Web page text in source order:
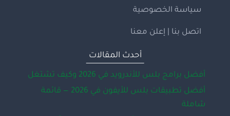
سياسة الخصوصية
اتصل بنا | إعلن معنا
أحدث المقالات
أفضل برامج بلس للأندرويد في 2026 وكيف تشتغل
أفضل تطبيقات بلس للأيفون في 2026 — قائمة
شاملة